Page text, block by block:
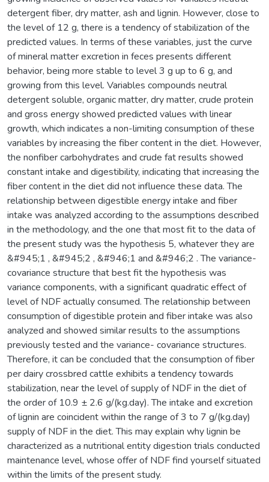
detergent fiber, dry matter, ash and lignin. However, close to
the level of 12 g, there is a tendency of stabilization of the
predicted values. In terms of these variables, just the curve
of mineral matter excretion in feces presents different
behavior, being more stable to level 3 g up to 6 g, and
growing from this level. Variables compounds neutral
detergent soluble, organic matter, dry matter, crude protein
and gross energy showed predicted values with linear
growth, which indicates a non-limiting consumption of these
variables by increasing the fiber content in the diet. However,
the nonfiber carbohydrates and crude fat results showed
constant intake and digestibility, indicating that increasing the
fiber content in the diet did not influence these data. The
relationship between digestible energy intake and fiber
intake was analyzed according to the assumptions described
in the methodology, and the one that most fit to the data of
the present study was the hypothesis 5, whatever they are
&#945;1 , &#945;2 , &#946;1 and &#946;2 . The variance-
covariance structure that best fit the hypothesis was
variance components, with a significant quadratic effect of
level of NDF actually consumed. The relationship between
consumption of digestible protein and fiber intake was also
analyzed and showed similar results to the assumptions
previously tested and the variance- covariance structures.
Therefore, it can be concluded that the consumption of fiber
per dairy crossbred cattle exhibits a tendency towards
stabilization, near the level of supply of NDF in the diet of
the order of 10.9 ± 2.6 g/(kg.day). The intake and excretion
of lignin are coincident within the range of 3 to 7 g/(kg.day)
supply of NDF in the diet. This may explain why lignin be
characterized as a nutritional entity digestion trials conducted
maintenance level, whose offer of NDF find yourself situated
within the limits of the present study.